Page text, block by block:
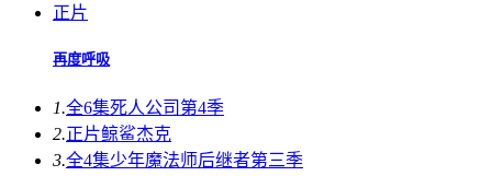
正片
再度呼吸
1.全6集死人公司第4季
2.正片鲸鲨杰克
3.全4集少年魔法师后继者第三季